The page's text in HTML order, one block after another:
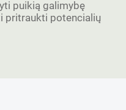
puikią galimybę
pritraukti potencialių